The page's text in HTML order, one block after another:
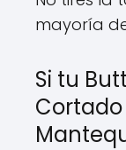
mayoría
Si tu